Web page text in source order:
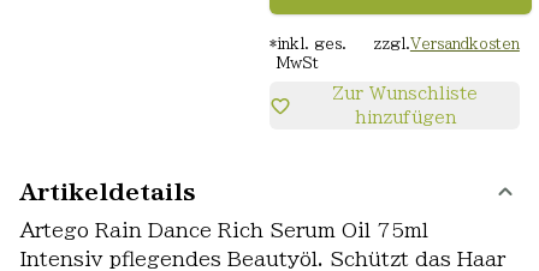
*inkl. ges.
MwSt
zzgl. Versandkosten
Zur Wunschliste
hinzufügen
Artikeldetails
Artego Rain Dance Rich Serum Oil 75ml
Intensiv pflegendes Beautyöl. Schützt das Haar